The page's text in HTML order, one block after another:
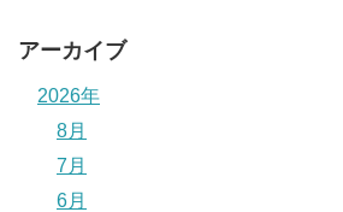
アーカイブ
2026年
8月
7月
6月